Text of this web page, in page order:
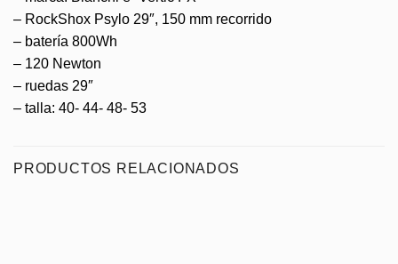
– RockShox Psylo 29″, 150 mm recorrido
– batería 800Wh
– 120 Newton
– ruedas 29″
– talla: 40- 44- 48- 53
PRODUCTOS RELACIONADOS